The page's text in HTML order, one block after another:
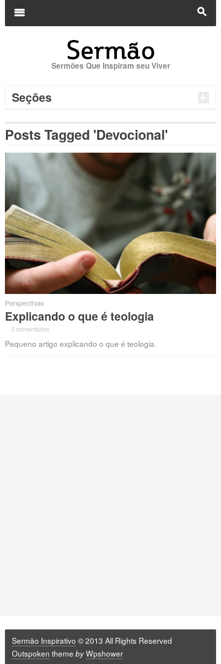
s
m
Sermões Que Inspiram seu Viver
Seções
Posts Tagged 'Devocional'
Perspectivas
Explicando o que é teologia
0 comentários
Pequeno artigo explicando o que é teologia.
Sermão Inspirativo © 2013 All Rights Reserved
Outspoken themeby Wpshower